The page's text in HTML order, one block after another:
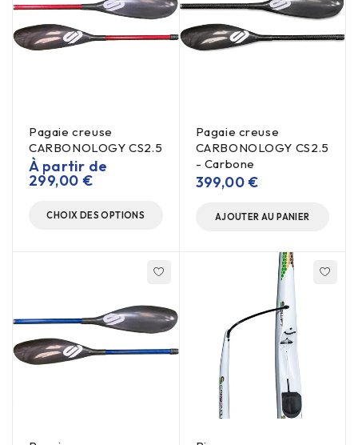
Pagaie creuse
CARBONOLOGY CS2.5
À partir de
299,00 €
CHOIX DES OPTIONS
Pagaie creuse
CARBONOLOGY CS2.5
- Carbone
399,00€
AJOUTER AU PANIER